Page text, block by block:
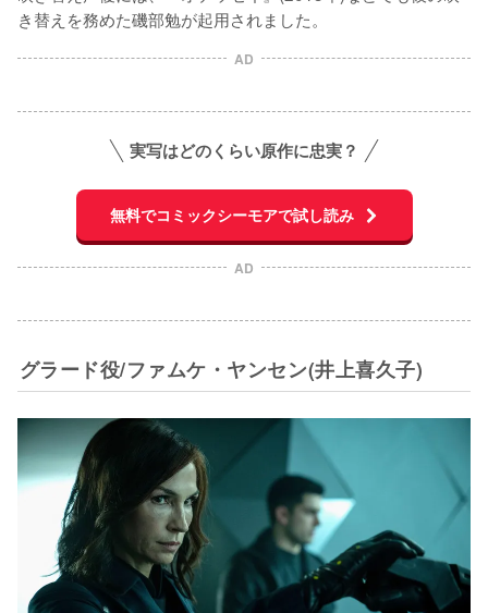
き替えを務めた磯部勉が起用されました。
AD
実写はどのくらい原作に忠実？
無料でコミックシーモアで試し読み
AD
グラード役/ファムケ・ヤンセン(井上喜久子)